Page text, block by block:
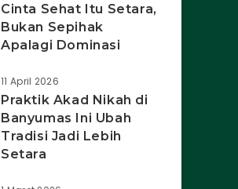
Cinta Sehat Itu Setara,
Bukan Sepihak
Apalagi Dominasi
11 April 2026
Praktik Akad Nikah di
Banyumas Ini Ubah
Tradisi Jadi Lebih
Setara